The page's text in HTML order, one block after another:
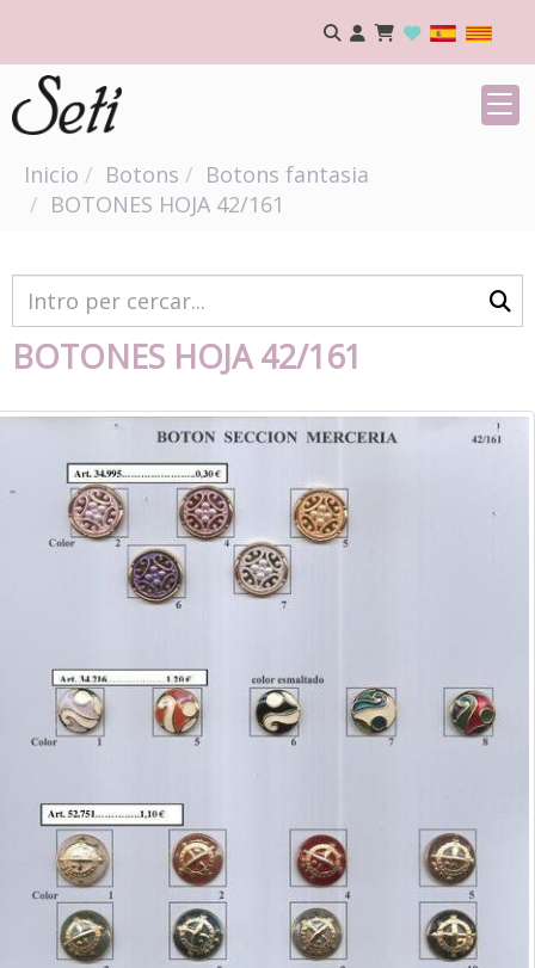
Inicio Botons
Botons fantasia
BOTONES HOJA 42/161
BOTONES HOJA 42/161